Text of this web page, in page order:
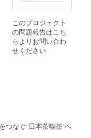
このプロジェクト
の問題報告はこち
ら よりお問い合わ
せください
つなぐ“日本茶喫茶”へ